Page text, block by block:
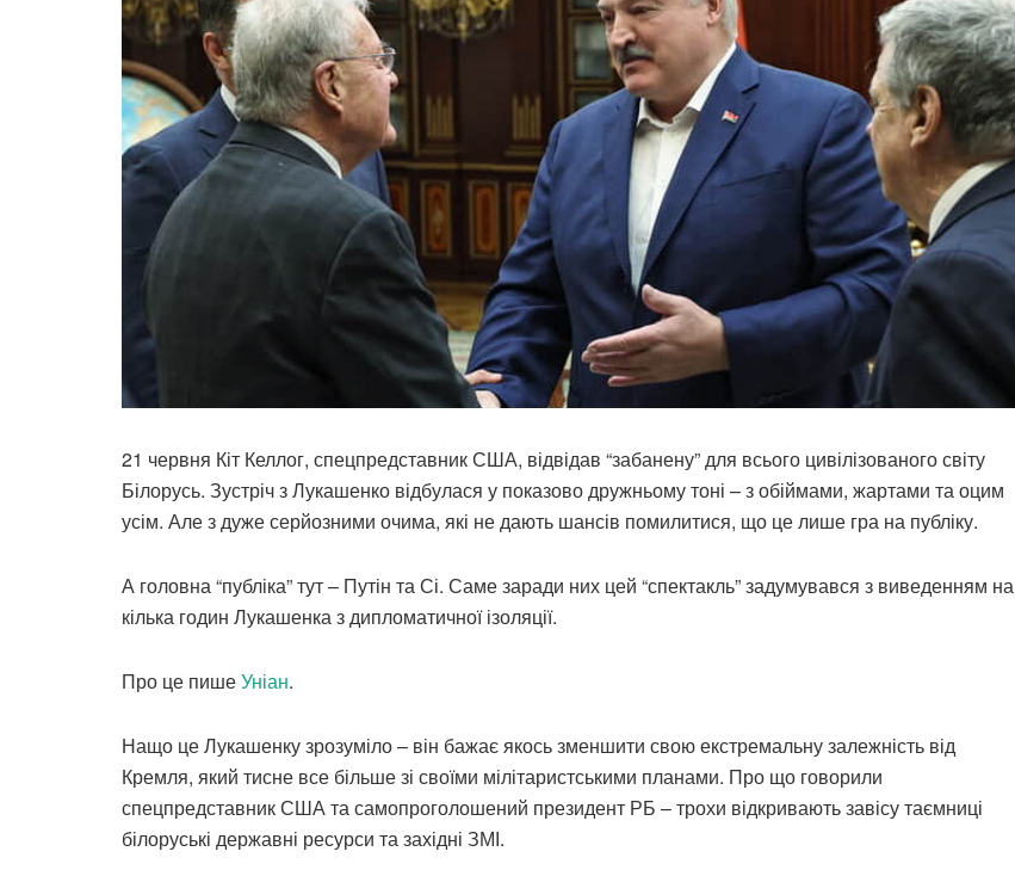
21 червня Кіт Келлог, спецпредставник США, відвідав “забанену” для всього цивілізованого світу
Білорусь. Зустріч з Лукашенко відбулася у показово дружньому тоні – з обіймами, жартами та оцим
усім. Але з дуже серйозними очима, які не дають шансів помилитися, що це лише гра на публіку.
А головна “публіка” тут – Путін та Сі. Саме заради них цей “спектакль” задумувався з виведенням на
кілька годин Лукашенка з дипломатичної ізоляції.
Про це пишеУніан.
Нащо це Лукашенку зрозуміло – він бажає якось зменшити свою екстремальну залежність від
Кремля, який тисне все більше зі своїми мілітаристськими планами. Про що говорили
спецпредставник США та самопроголошений президент РБ – трохи відкривають завісу таємниці
білоруські державні ресурси та західні ЗМІ.